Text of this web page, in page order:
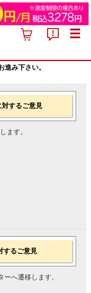
進み下さい。
するご意見
ます。
するご意見
へ遷移します。